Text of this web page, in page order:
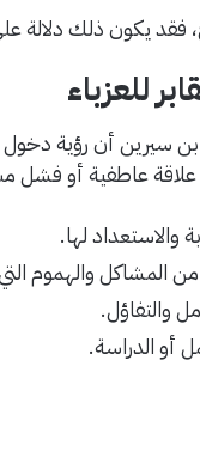
فقد يكون ذلك دلالة
للعزباء
سيرين أن رؤية دخول
علاقة عاطفية أو فشل
والاستعداد لها.
المشاكل والهموم
والتفاؤل.
أو الدراسة.